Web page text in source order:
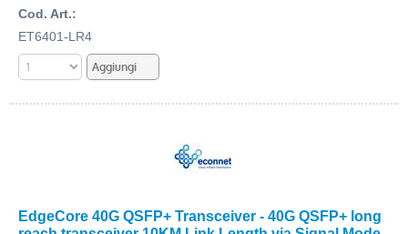
Cod. Art.:
ET6401-LR4
EdgeCore 40G QSFP+ Transceiver - 40G QSFP+ long